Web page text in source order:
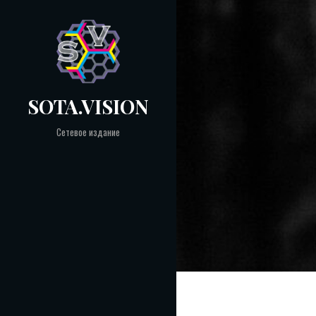
SOTA.VISION
Сетевое издание